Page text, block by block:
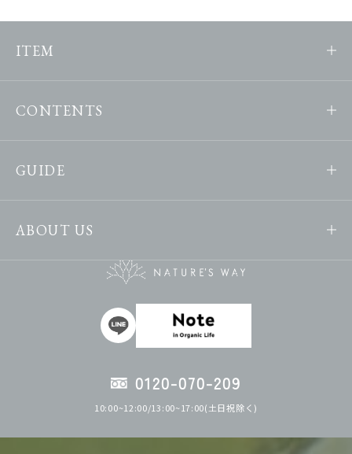
ITEM
CONTENTS
GUIDE
ABOUT US
0120-070-209
10:00~12:00/13:00~17:00(土日祝除く)